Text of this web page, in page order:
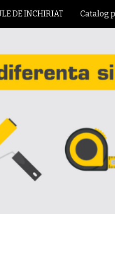
Skip to navigation
DE INCHIRIAT Catalog